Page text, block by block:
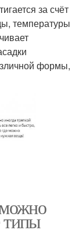
за счёт
температуры
формы,
типы